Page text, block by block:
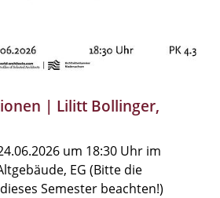
| Lilitt Bollinger,
um 18:30 Uhr im
EG (Bitte die
Semester beachten!)